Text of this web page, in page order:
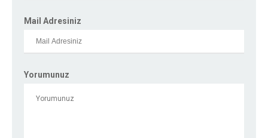
Mail Adresiniz
Yorumunuz